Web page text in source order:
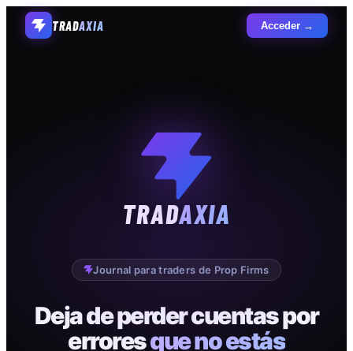
TRADAXIA Acceder →
TRADAXIA
Journal para traders de Prop Firms
Deja de perder cuentas por
erroresque no estás